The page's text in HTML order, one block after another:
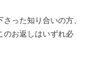
った知り合いの方、
のお返しはいずれ必